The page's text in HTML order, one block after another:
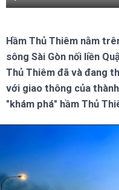
Play
Hầm Thủ Thiêm nằm
sông Sài Gòn nối liền
Thủ Thiêm đã và đang
với giao thông của
"khám phá" hầm Thủ